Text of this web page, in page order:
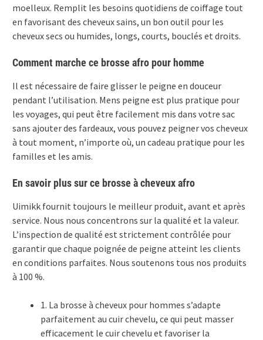
moelleux. Remplit les besoins quotidiens de coiffage tout
en favorisant des cheveux sains, un bon outil pour les
cheveux secs ou humides, longs, courts, bouclés et droits.
Comment marche ce brosse afro pour homme
Il est nécessaire de faire glisser le peigne en douceur
pendant l’utilisation. Mens peigne est plus pratique pour
les voyages, qui peut être facilement mis dans votre sac
sans ajouter des fardeaux, vous pouvez peigner vos cheveux
à tout moment, n’importe où, un cadeau pratique pour les
familles et les amis.
En savoir plus sur ce brosse à cheveux afro
Uimikk fournit toujours le meilleur produit, avant et après
service. Nous nous concentrons sur la qualité et la valeur.
L’inspection de qualité est strictement contrôlée pour
garantir que chaque poignée de peigne atteint les clients
en conditions parfaites. Nous soutenons tous nos produits
à 100 %.
1. La brosse à cheveux pour hommes s’adapte
parfaitement au cuir chevelu, ce qui peut masser
efficacement le cuir chevelu et favoriser la